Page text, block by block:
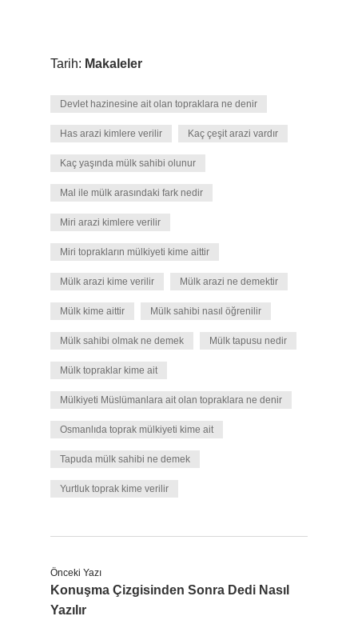
Tarih: Makaleler
Devlet hazinesine ait olan topraklara ne denir
Has arazi kimlere verilir Kaç çeşit arazi vardır
Kaç yaşında mülk sahibi olunur
Mal ile mülk arasındaki fark nedir
Miri arazi kimlere verilir
Miri toprakların mülkiyeti kime aittir
Mülk arazi kime verilir Mülk arazi ne demektir
Mülk kime aittir Mülk sahibi nasıl öğrenilir
Mülk sahibi olmak ne demek Mülk tapusu nedir
Mülk topraklar kime ait
Mülkiyeti Müslümanlara ait olan topraklara ne denir
Osmanlıda toprak mülkiyeti kime ait
Tapuda mülk sahibi ne demek
Yurtluk toprak kime verilir
Önceki Yazı
Konuşma Çizgisinden Sonra Dedi Nasıl
Yazılır